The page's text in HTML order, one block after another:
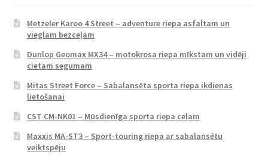
Metzeler Karoo 4 Street – adventure riepa asfaltam un
vieglam bezceļam
Dunlop Geomax MX34 – motokrosa riepa mīkstam un vidēji
cietam segumam
Mitas Street Force – Sabalansēta sporta riepa ikdienas
lietošanai
CST CM-NK01 – Mūsdienīga sporta riepa ceļam
Maxxis MA-ST3 – Sport-touring riepa ar sabalansētu
veiktspēju